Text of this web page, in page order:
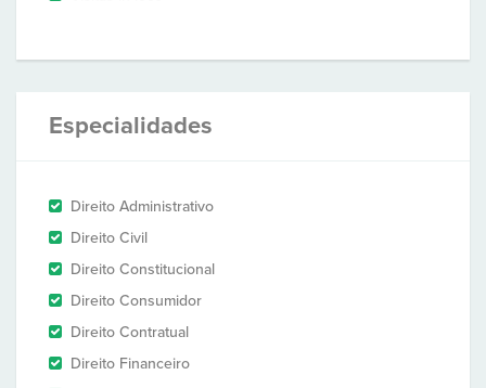
Especialidades
Direito Administrativo
Direito Civil
Direito Constitucional
Direito Consumidor
Direito Contratual
Direito Financeiro